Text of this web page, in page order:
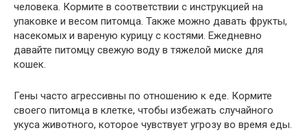
человека. Кормите в соответствии с инструкцией на
упаковке и весом питомца. Также можно давать фрукты,
насекомых и вареную курицу с костями. Ежедневно
давайте питомцу свежую воду в тяжелой миске для
кошек.
Гены часто агрессивны по отношению к еде. Кормите
своего питомца в клетке, чтобы избежать случайного
укуса животного, которое чувствует угрозу во время еды.